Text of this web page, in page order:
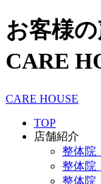
お客様
CARE
CARE HOUSE
TOP
店舗紹介
整体院
整体院
整体院